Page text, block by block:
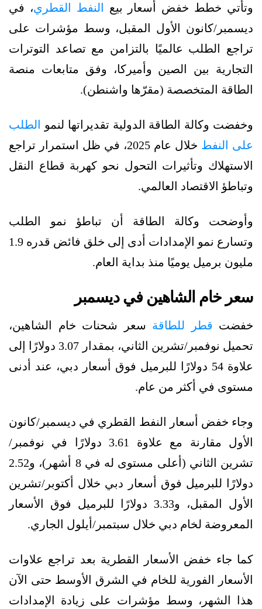
وتأتي خطط خفض أسعار بيع النفط القطري، في
ديسمبر/كانون الأول المقبل، وسط مؤشرات على
تراجع الطلب عالميًا بالتزامن مع تصاعد التوترات
التجارية بين الصين وأميركا، وفق متابعات منصة
الطاقة المتخصصة (مقرّها واشنطن).
وخفضت وكالة الطاقة الدولية تقديراتها لنمو الطلب
على النفط
خلال عام 2025، في ظل استمرار تراجع
الاستهلاك وتأثيرات التحول نحو كهربة قطاع النقل
وتباطؤ الاقتصاد العالمي.
وأوضحت وكالة الطاقة أن تباطؤ نمو الطلب
وتسارع نمو الإمدادات أدى إلى خلق فائض قدره 1.9
مليون برميل يوميًا منذ بداية العام.
سعر خام الشاهين في ديسمبر
خفضت قطر للطاقة سعر شحنات خام الشاهين،
تحميل نوفمبر/تشرين الثاني، بمقدار 3.07 دولارًا إلى
علاوة 54 دولارًا للبرميل فوق أسعار دبي، عند أدنى
مستوى في أكثر من عام.
وجاء خفض أسعار النفط القطري في ديسمبر/كانون
الأول مقارنة مع علاوة 3.61 دولارًا في نوفمبر/
تشرين الثاني (أعلى مستوى له في 8 أشهر)، و2.52
دولارًا للبرميل فوق أسعار دبي خلال أكتوبر/تشرين
الأول المقبل، و3.33 دولارًا للبرميل فوق الأسعار
المعروضة لخام دبي خلال سبتمبر/أيلول الجاري.
كما جاء خفض الأسعار القطرية بعد تراجع علاوات
الأسعار الفورية للخام في الشرق الأوسط حتى الآن
هذا الشهر، وسط مؤشرات على زيادة الإمدادات